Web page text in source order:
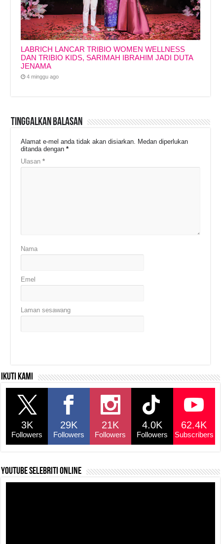
LABRICH LANCAR TRIBIO WOMEN WELLNESS
DAN TRIBIO KIDS, SARIMAH IBRAHIM JADI DUTA
JENAMA
4 minggu ago
Tinggalkan Balasan
Alamat e-mel anda tidak akan disiarkan. Medan diperlukan
ditanda dengan*
Ulasan*
Nama
Emel
Laman sesawang
Ikuti kami
3K
Followers
29K
Followers
21K
Followers
4.0K
Followers
62.4K
Subscribers
YouTube selebriti online